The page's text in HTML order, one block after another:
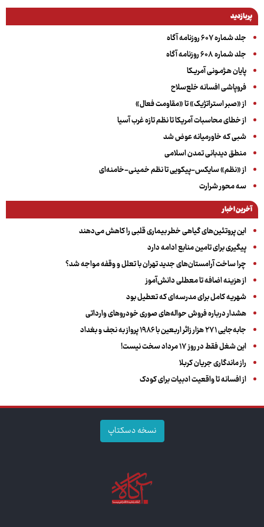
پربازدید
جلد شماره ۶۰۷ روزنامه آگاه
جلد شماره ۶۰۸ روزنامه آگاه
پایان هـژمـونی آمریـکا
فروپاشی افسانه خلع‌سلاح
از «صبر استراتژیک» تا «مقاومت فعال»
از خطای محاسبات آمریکا تا نظم تازه غرب آسیا
شبی که خاورمیانه عوض شد
منطق دیدبانی تمدن اسلامی
از «نظم» سایکس-پیکویی تا نظم خمینی-خامنه‌ای
سه‌ محور شرارت
آخرین اخبار
این پروتئین‌های گیاهی خطر بیماری قلبی را کاهش می‌دهند
پیگیری برای تامین منابع ادامه دارد
چرا ساخت آرامستان‌های جدید تهران با تعلل و وقفه مواجه شد؟
از هزینه اضافه تا معطلی دانش‌آموز
شهریه کامل برای مدرسه‌ای که تعطیل بود
هشدار درباره فروش حواله‌های صوری خودروهای وارداتی
جابه‌جایی ۲۷۱ هزار زائر اربعین با ۱۹۸۶ پرواز به نجف و بغداد
این شغل فقط در روز ۱۷ مرداد سخت نیست!
راز ماندگاری جریان کربلا
از افسانه تا واقعیت ادبیات برای کودک
نسخه دسکتاپ